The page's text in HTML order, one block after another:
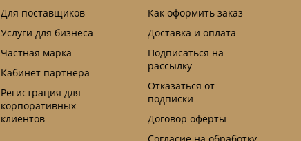
Для поставщиков
Услуги для бизнеса
Частная марка
Кабинет партнера
Регистрация для
корпоративных
клиентов
Как оформить заказ
Доставка и оплата
Подписаться на
рассылку
Отказаться от
подписки
Договор оферты